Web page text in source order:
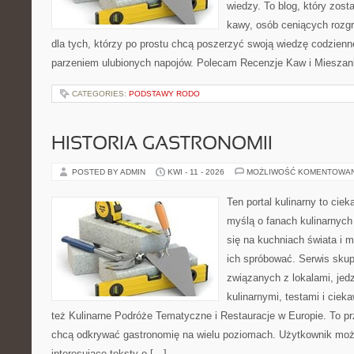
wiedzy. To blog, który
kawy, osób ceniących
dla tych, którzy po prostu chcą poszerzyć swoją wiedzę
parzeniem ulubionych napojów. Polecam Recenzje Kaw i
CATEGORIES: PODSTAWY RODO
HISTORIA GASTRONOMII
POSTED BY ADMIN KWI - 11 - 2026 MOŻLIWOŚĆ
Ten portal kulinarny to
myślą o fanach
się na kuchniach świata i
ich spróbować. Serwis
związanych z lokalami,
kulinarnymi, testami i
też Kulinarne Podróże Tematyczne i Restauracje w Europie. To
chcą odkrywać gastronomię na wielu poziomach. Użytkownik